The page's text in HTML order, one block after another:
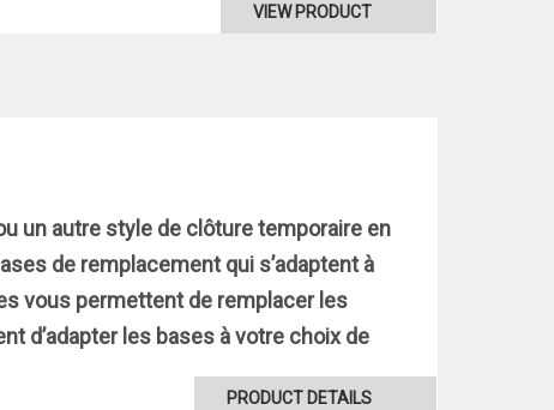
VIEW PRODUCT
un autre style de clôture temporaire en
de remplacement qui s’adaptent à
vous permettent de remplacer les
d’adapter les bases à votre choix de
PRODUCT DETAILS